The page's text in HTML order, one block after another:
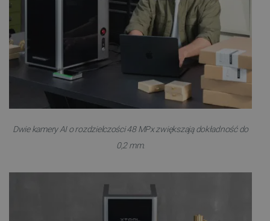
Dwie kamery AI o rozdzielczości 48 MPx zwiększają dokładność do
0,2 mm.